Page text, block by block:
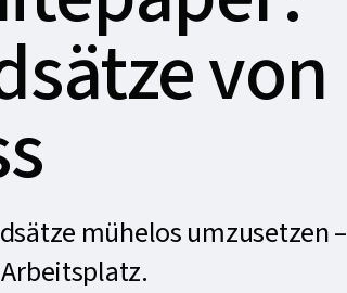
von
mühelos umzusetzen –